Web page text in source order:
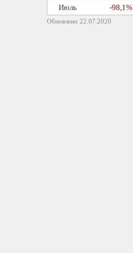
Обновлено 22.07.2020
Июль -98,1%